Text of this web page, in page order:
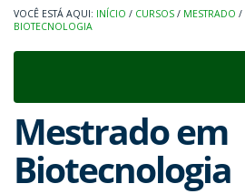
INÍCIO / CURSOS / MESTRADO /
BIOTECNOLOGIA
Mestrado em
Biotecnologia